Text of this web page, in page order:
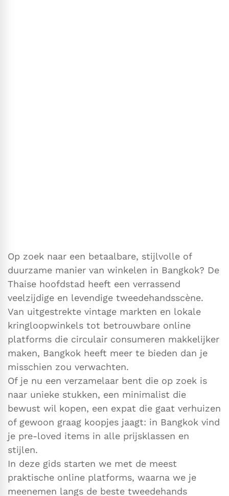
Op zoek naar een betaalbare, stijlvolle of
duurzame manier van winkelen in Bangkok? De
Thaise hoofdstad heeft een verrassend
veelzijdige en levendige tweedehandsscène.
Van uitgestrekte vintage markten en lokale
kringloopwinkels tot betrouwbare online
platforms die circulair consumeren makkelijker
maken, Bangkok heeft meer te bieden dan je
misschien zou verwachten.
Of je nu een verzamelaar bent die op zoek is
naar unieke stukken, een minimalist die
bewust wil kopen, een expat die gaat verhuizen
of gewoon graag koopjes jaagt: in Bangkok vind
je pre-loved items in alle prijsklassen en
stijlen.
In deze gids starten we met de meest
praktische online platforms, waarna we je
meenemen langs de beste tweedehands